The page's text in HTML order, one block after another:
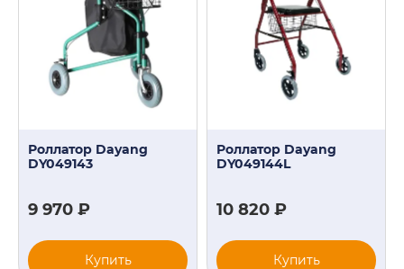
Роллатор Dayang
DY049143
9 970 ₽
Купить
Роллатор Dayang
DY049144L
10 820 ₽
Купить